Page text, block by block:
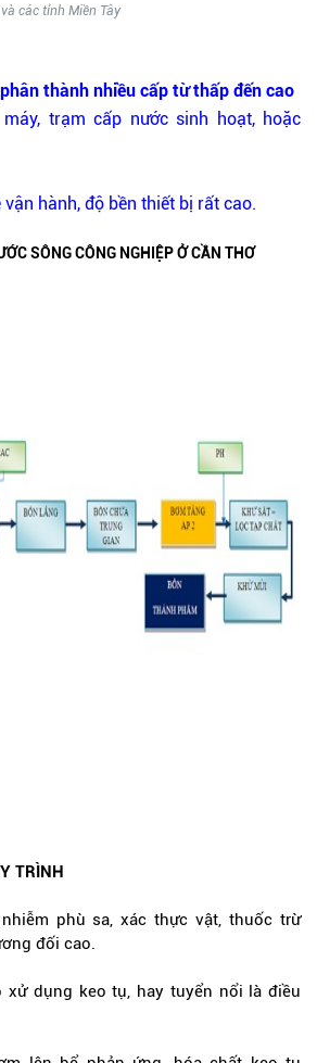
các tỉnh Miền Tây
thành nhiều cấp từ thấp đến cao
trạm cấp nước sinh hoạt, hoặc
vận hành, độ bền thiết bị rất cao.
SÔNG CÔNG NGHIỆP Ở CẦN THƠ
TRÌNH
phù sa, xác thực vật, thuốc trừ
đối cao.
xử dụng keo tụ, hay tuyển nổi là điều